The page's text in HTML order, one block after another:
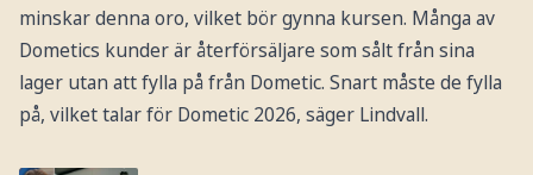
minskar denna oro, vilket bör gynna kursen. Många av
Dometics kunder är återförsäljare som sålt från sina
lager utan att fylla på från Dometic. Snart måste de fylla
på, vilket talar för Dometic 2026, säger Lindvall.